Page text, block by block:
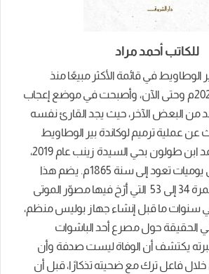
للكاتب أحمد مراد
الوطاويط في قائمة الأكثر مبيعًا منذ
صدورها في يوليو 2020م وحتى الآن، وأصبحت في موضع إعجاب
من البعض الآخر، حيث يجد القارئ نفسه
عملية ترميم لوكاندة بير الوطاويط
المجاورة لمسجد أحمد ابن طولون بحي السيدة زينب عام 2019،
والعثور أثناء ذلك على يوميات تعود إلى سنة 1865م. يضم هذا
الكتاب اليوميات من نمرة 34 إلى 53 التي أرّخ فيها مصوّر الموتى
سنوات ما قبل إنشاء جهاز بوليس منظم،
الحقيقة حول مصرع أحد الباشوات
يكتشف أن الوفاة ليست صدفة وأن
فاعل ترك مع ضحيته تذكارًا، قبل أن